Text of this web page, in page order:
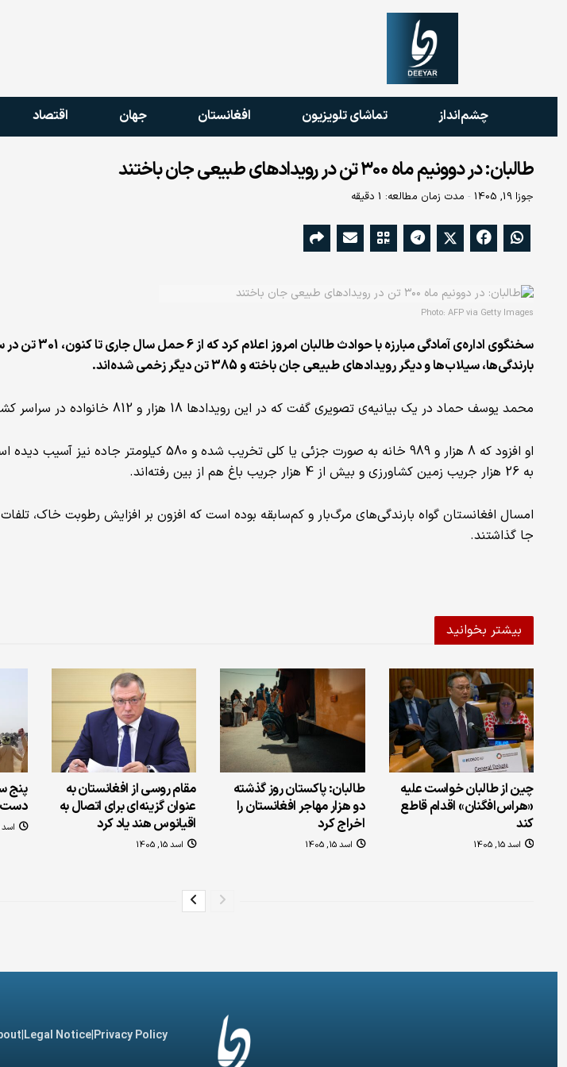
چشم‌انداز تماشای تلویزیون افغانستان جهان اقتصاد
طالبان: در دوونیم ماه ۳۰۰ تن در رویدادهای طبیعی جان باختند
جوزا 19, 1405 مدت زمان مطالعه: 1 دقیقه
Photo: AFP via Getty Images
سخنگوی اداره‌ی آمادگی مبارزه
بارندگی‌ها، سیلاب‌ها و دیگر رویدادهای طبیعی جان باخته‌ و 385 تن دیگر زخمی شده‌اند.
محمد یوسف حماد در یک بیانیه‌ی تصویری گفت که در این رویدادها 18 هزار و 812 خانواده در سراسر کشور آسیب دیده‌اند.
او افزود که 8 هزار و 989 خانه به صورت جزئی یا کلی تخریب شده و
به 26 هزار جریب زمین کشاورزی و بیش از 4 هزار جریب باغ هم از بین رفته‌اند.
امسال افغانستان گواه بارندگی‌های مرگ‌بار و کم‌سابقه بوده است که افزون بر افزایش رطوبت خاک،
جا گذاشتند.
بیشتر بخوانید
چین از طالبان خواست علیه
«هراس‌افگنان» اقدام قاطع
کند
اسد 15, 1405
طالبان: پاکستان روز گذشته
دو هزار مهاجر افغانستان را
اخراج کرد
اسد 15, 1405
مقام روسی از افغانستان به
عنوان گزینه‌ای برای اتصال به
اقیانوس هند یاد کرد
اسد 15, 1405
پنج
دست
اسد 15,
Privacy Policy
|
Legal Notice
|